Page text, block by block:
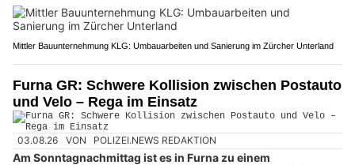
Mittler Bauunternehmung KLG: Umbauarbeiten und Sanierung im Zürcher Unterland
Furna GR: Schwere Kollision zwischen Postauto
und Velo – Rega im Einsatz
03.08.26 VON POLIZEI.NEWS REDAKTION
Am Sonntagnachmittag ist es in Furna zu einem